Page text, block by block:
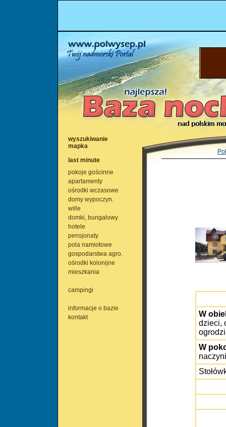
wyszukiwanie
mapka
last minute
pokoje gościnne
apartamenty
ośrodki wczasowe
domy wypoczyn.
wille
domki, bungalowy
hotele
pensjonaty
pola namiotowe
gospodarstwa agro.
ośrodki kolonijne
mieszkania
campingi
informacje o bazie
kontakt
W
dzieci,
W